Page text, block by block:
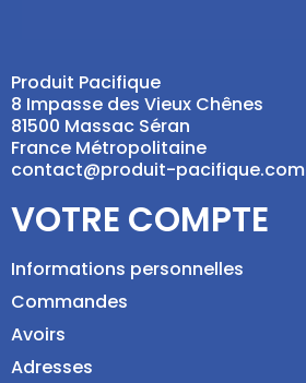
Produit Pacifique
8 Impasse des Vieux Chênes
81500 Massac Séran
France Métropolitaine
contact@produit-pacifique.com
VOTRE COMPTE
Informations personnelles
Commandes
Avoirs
Adresses